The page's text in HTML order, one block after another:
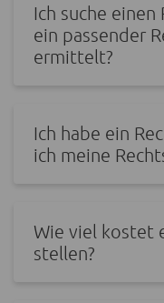
Ich suche
ein passender
ermittelt?
Ich habe ein
ich meine
Wie viel kostet
stellen?